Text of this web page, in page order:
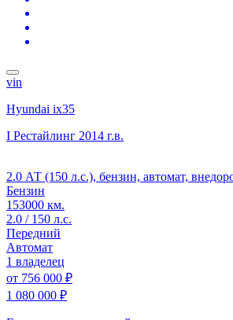
vin
Hyundai ix35
I Рестайлинг 2014 г.в.
2.0 АТ (150 л.с.), бензин, автомат,
Бензин
153000 км.
2.0 / 150 л.с.
Передний
Автомат
1 владелец
от 756 000 ₽
1 080 000 ₽